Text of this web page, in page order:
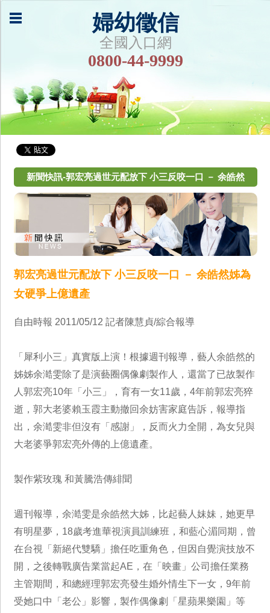
婦幼徵信
全國入口網
0800-44-9999
新聞快訊-郭宏亮過世元配放下 小三反咬一口 － 余皓然
姊為女硬爭上億遺產
郭宏亮過世元配放下 小三反咬一口 － 余皓然姊為
女硬爭上億遺產
自由時報 2011/05/12 記者陳慧貞/綜合報導
「犀利小三」真實版上演！根據週刊報導，藝人余皓然的
姊姊余澔雯除了是演藝圈偶像劇製作人，還當了已故製作
人郭宏亮10年「小三」，育有一女11歲，4年前郭宏亮猝
逝，郭大老婆賴玉霞主動撤回余妨害家庭告訴，報導指
出，余澔雯非但沒有「感謝」，反而火力全開，為女兒與
大老婆爭郭宏亮外傳的上億遺產。
製作紫玫瑰 和黃騰浩傳緋聞
週刊報導，余澔雯是余皓然大姊，比起藝人妹妹，她更早
有明星夢，18歲考進華視演員訓練班，和藍心湄同期，曾
在台視「新絕代雙驕」擔任吃重角色，但因自覺演技放不
開，之後轉戰廣告業當起AE，在「映畫」公司擔任業務
主管期間，和總經理郭宏亮發生婚外情生下一女，9年前
受她口中「老公」影響，製作偶像劇「星蘋果樂園」等